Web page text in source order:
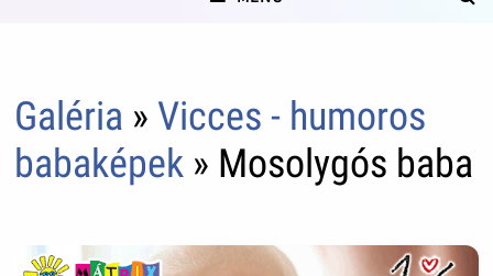
Galéria » Vicces - humoros
babaképek» Mosolygós baba